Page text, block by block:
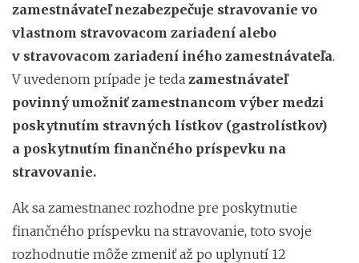
zamestnávateľ nezabezpečuje stravovanie vo
vlastnom stravovacom zariadení alebo
v stravovacom zariadení iného zamestnávateľa.
V uvedenom prípade je teda zamestnávateľ
povinný umožniť zamestnancom výber medzi
poskytnutím stravných lístkov (gastrolístkov)
a poskytnutím finančného príspevku na
stravovanie.
Ak sa zamestnanec rozhodne pre poskytnutie
finančného príspevku na stravovanie, toto svoje
rozhodnutie môže zmeniť až po uplynutí 12